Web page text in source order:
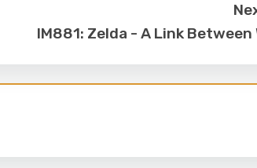
IM881: Zelda - A Link Between